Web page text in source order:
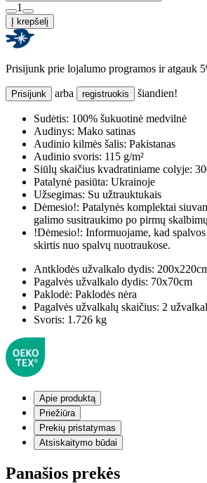
1
Į krepšelį
Prisijunk prie lojalumo programos ir atgauk
Prisijunk arba registruokis šiandien!
Sudėtis: 100% šukuotinė medvilnė
Audinys: Mako satinas
Audinio kilmės šalis: Pakistanas
Audinio svoris: 115 g/m²
Siūlų skaičius kvadratiniame colyje:
Patalynė pasiūta: Ukrainoje
Užsegimas: Su užtrauktukais
Dėmesio!: Patalynės komplektai
galimo susitraukimo po pirmų
!Dėmesio!: Informuojame, kad
skirtis nuo spalvų nuotraukose.
Antklodės užvalkalo dydis:
Pagalvės užvalkalo dydis: 70x70cm
Paklodė: Paklodės nėra
Pagalvės užvalkalų skaičius: 2
Svoris: 1.726 kg
Apie produktą
Priežiūra
Prekių pristatymas
Atsiskaitymo būdai
Panašios prekės